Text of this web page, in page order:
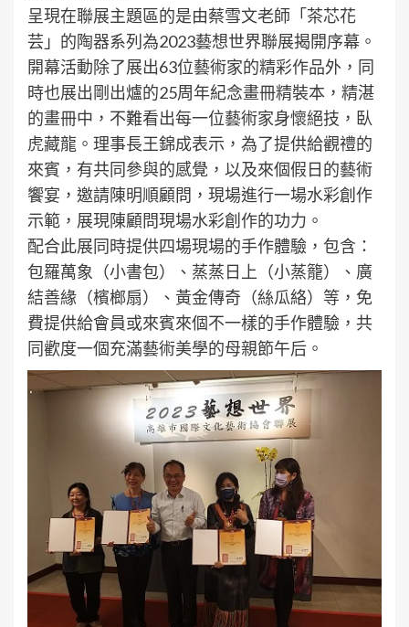
呈現在聯展主題區的是由蔡雪文老師「茶芯花
芸」的陶器系列為2023藝想世界聯展揭開序幕。
開幕活動除了展出63位藝術家的精彩作品外，同
時也展出剛出爐的25周年紀念畫冊精裝本，精湛
的畫冊中，不難看出每一位藝術家身懷絕技，臥
虎藏龍。理事長王錦成表示，為了提供給觀禮的
來賓，有共同參與的感覺，以及來個假日的藝術
饗宴，邀請陳明順顧問，現場進行一場水彩創作
示範，展現陳顧問現場水彩創作的功力。
配合此展同時提供四場現場的手作體驗，包含：
包羅萬象（小書包）、蒸蒸日上（小蒸籠）、廣
結善緣（檳榔扇）、黃金傳奇（絲瓜絡）等，免
費提供給會員或來賓來個不一樣的手作體驗，共
同歡度一個充滿藝術美學的母親節午后。